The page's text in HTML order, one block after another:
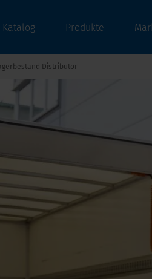
Katalog Produkte
Distributor